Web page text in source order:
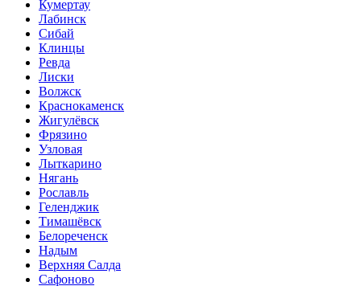
Кумертау
Лабинск
Сибай
Клинцы
Ревда
Лиски
Волжск
Краснокаменск
Жигулёвск
Фрязино
Узловая
Лыткарино
Нягань
Рославль
Геленджик
Тимашёвск
Белореченск
Надым
Верхняя Салда
Сафоново